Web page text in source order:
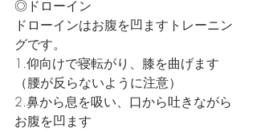
◎ドローイン
ドローインはお腹を凹ますトレーニン
グです。
1.仰向けで寝転がり、膝を曲げます
（腰が反らないように注意）
2.鼻から息を吸い、口から吐きながら
お腹を凹ます